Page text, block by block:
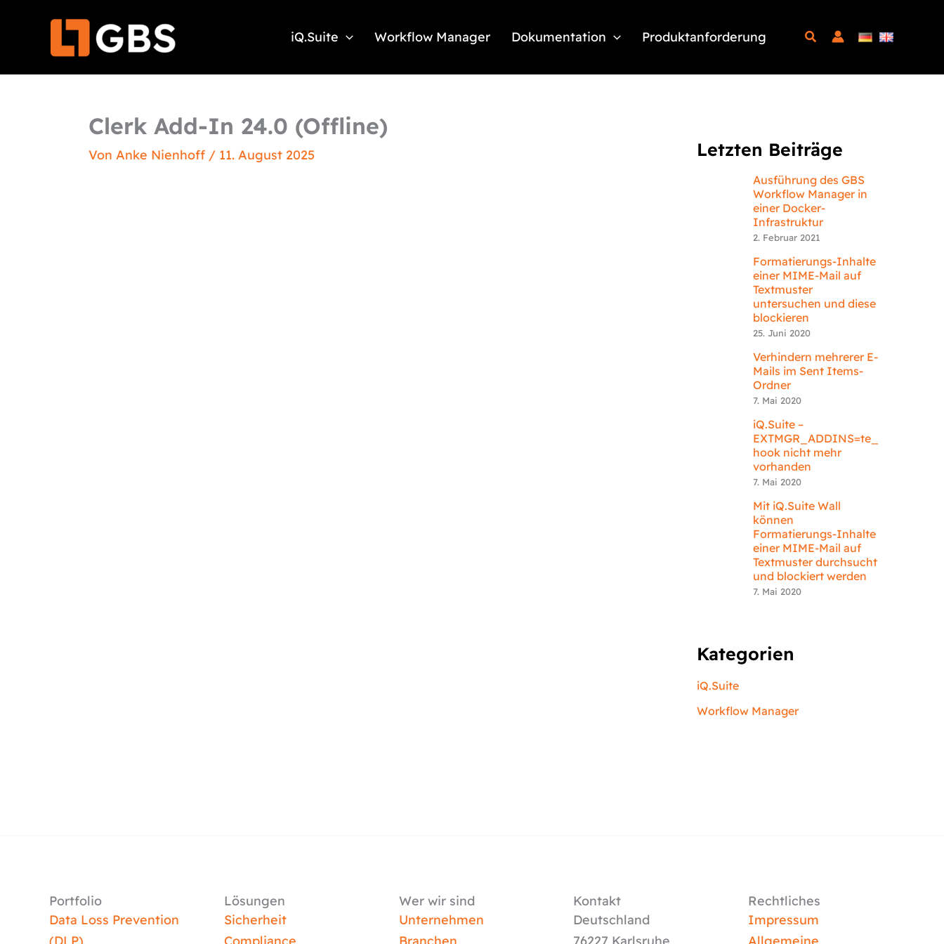
springen
iQ.Suite Workflow Manager Dokumentation Produktanforderung
Clerk Add-In 24.0 (Offline)
Von Anke Nienhoff / 11. August 2025 Letzten Beiträge
Ausführung des GBS
Workflow Manager in
einer Docker-
Infrastruktur
2. Februar 2021
Formatierungs-Inhalte
einer MIME-Mail auf
Textmuster
untersuchen und diese
blockieren
25. Juni 2020
Verhindern mehrerer E-
Mails im Sent Items-
Ordner
7. Mai 2020
iQ.Suite –
EXTMGR_ADDINS=te_
hook nicht mehr
vorhanden
7. Mai 2020
Mit iQ.Suite Wall
können
Formatierungs-Inhalte
einer MIME-Mail auf
Textmuster durchsucht
und blockiert werden
7. Mai 2020
Kategorien
iQ.Suite
Workflow Manager
Portfolio
Data Loss Prevention
Lösungen
Sicherheit
Wer wir sind
Unternehmen
Kontakt
Deutschland
Rechtliches
Impressum